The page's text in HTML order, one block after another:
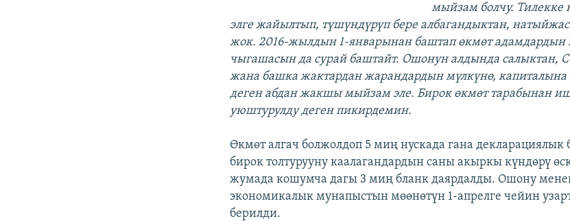
мыйзам болчу.
элге жайылтып, түшүндүрүп бере албагандыктан,
жок. 2016-жылдын 1-январынан баштап өкмөт адамдардын
чыгашасын да сурай баштайт. Ошонун алдында салыктан,
жана башка жактардан жарандардын мүлкүнө, капиталына
деген абдан жакшы мыйзам эле. Бирок өкмөт тарабынан
уюштурулду деген пикирдемин.
Өкмөт алгач болжолдоп 5 миң нускада гана декларациялык
бирок толтурууну каалагандардын саны акыркы күндөрү
жумада кошумча дагы 3 миң бланк даярдалды. Ошону
экономикалык мунапыстын мөөнөтүн 1-апрелге чейин
берилди.